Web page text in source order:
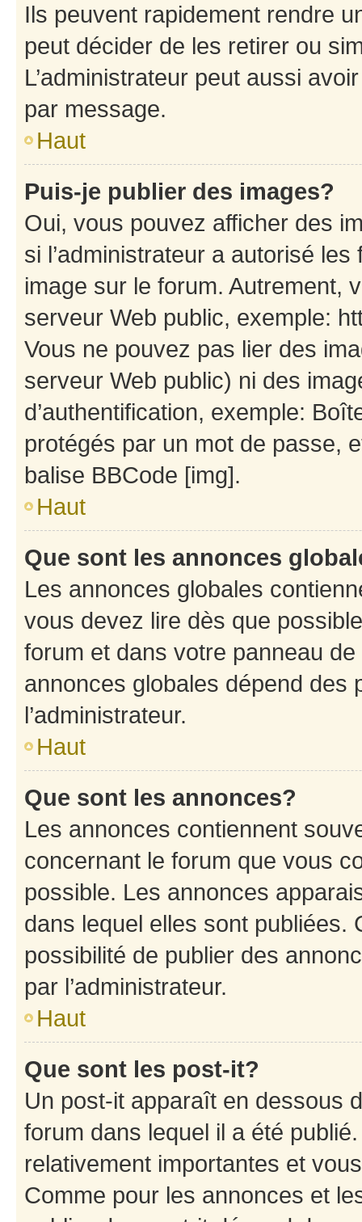
Ils peuvent rapidement rendre
peut décider de les retirer ou
L’administrateur peut aussi
par message.
Haut
Puis-je publier des images?
Oui, vous pouvez afficher des
si l’administrateur a autorisé
image sur le forum. Autrement,
serveur Web public, exemple:
Vous ne pouvez pas lier des
serveur Web public) ni des
d’authentification, exemple:
protégés par un mot de passe,
balise BBCode [img].
Haut
Que sont les annonces
Les annonces globales
vous devez lire dès que
forum et dans votre panneau
annonces globales dépend des
l’administrateur.
Haut
Que sont les annonces?
Les annonces contiennent
concernant le forum que vous
possible. Les annonces
dans lequel elles sont publiées.
possibilité de publier des
par l’administrateur.
Haut
Que sont les post-it?
Un post-it apparaît en dessous
forum dans lequel il a été
relativement importantes et
Comme pour les annonces et